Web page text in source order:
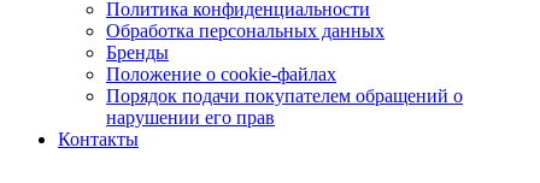
Политика конфиденциальности
Обработка персональных данных
Бренды
Положение о cookie-файлах
Порядок подачи покупателем обращений о
нарушении его прав
Контакты